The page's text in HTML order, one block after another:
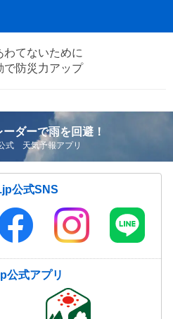
わてないために
で防災力アップ
ダーで雨を回避！
式 天気予報アプリ
公式SNS
公式アプリ